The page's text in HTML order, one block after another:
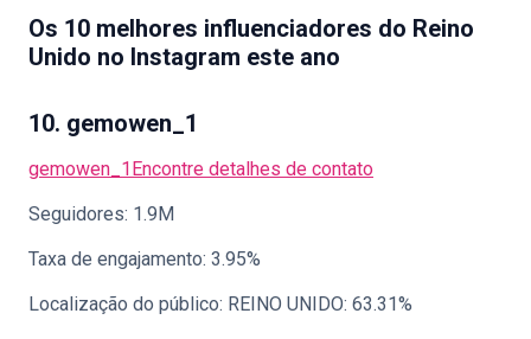
Os 10 melhores influenciadores do Reino
Unido no Instagram este ano
10. gemowen_1
gemowen_1Encontre detalhes de contato
Seguidores: 1.9M
Taxa de engajamento: 3.95%
Localização do público: REINO UNIDO: 63.31%